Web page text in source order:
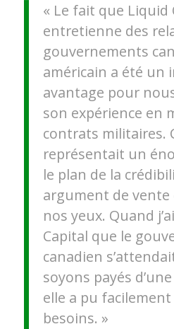
« Le fait que Liquid
entretienne des
gouvernements
américain a été un
avantage pour
son expérience en
contrats militaires.
représentait un
le plan de la
argument de vente
nos yeux. Quand
Capital que le
canadien
soyons payés
elle a pu
besoins. »